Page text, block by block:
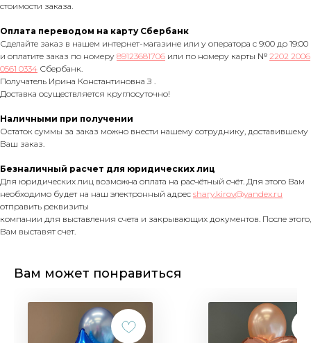
стоимости заказа.
Оплата переводом на карту Сбербанк
Сделайте заказ в нашем интернет-магазине или у оператора с 9:00 до 19:00
и оплатите заказ по номеру 89123681706 или по номеру карты № 2202 2006
0561 0334 Сбербанк.
Получатель Ирина Константиновна З .
Доставка осуществляется круглосуточно!
Наличными при получении
Остаток суммы за заказ можно внести нашему сотруднику, доставившему
Ваш заказ.
Безналичный расчет для юридических лиц
Для юридических лиц возможна оплата на расчётный счёт. Для этого Вам
необходимо будет на наш электронный адрес shary.kirov@yandex.ru
отправить реквизиты
компании для выставления счета и закрывающих документов. После этого,
Вам выставят счет.
Вам может понравиться